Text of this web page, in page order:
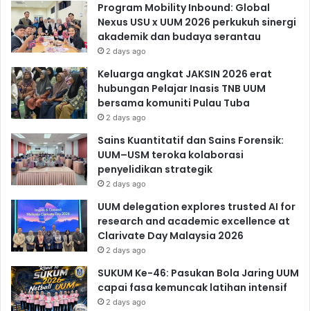
Program Mobility Inbound: Global
Nexus USU x UUM 2026 perkukuh sinergi
akademik dan budaya serantau
2 days ago
Keluarga angkat JAKSIN 2026 erat
hubungan Pelajar Inasis TNB UUM
bersama komuniti Pulau Tuba
2 days ago
Sains Kuantitatif dan Sains Forensik:
UUM–USM teroka kolaborasi
penyelidikan strategik
2 days ago
UUM delegation explores trusted AI for
research and academic excellence at
Clarivate Day Malaysia 2026
2 days ago
SUKUM Ke-46: Pasukan Bola Jaring UUM
capai fasa kemuncak latihan intensif
2 days ago